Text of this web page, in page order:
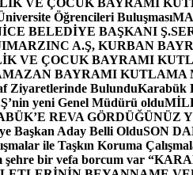
VE ÇOCUK BAYRAMI
Öğrencileri Buluşması
BELEDİYE BAŞKANI
MARZINC A.Ş, KURBAN
VE ÇOCUK BAYRAMI
BAYRAMI KUTLAMA
Ziyaretlerinde BulunduKarabük
yeni Genel Müdürü oldu
REVA GÖRDÜĞÜNÜZ
Başkan Aday Belli OlduSON
ile Taşkın Koruma
şehre bir vefa borcum var “